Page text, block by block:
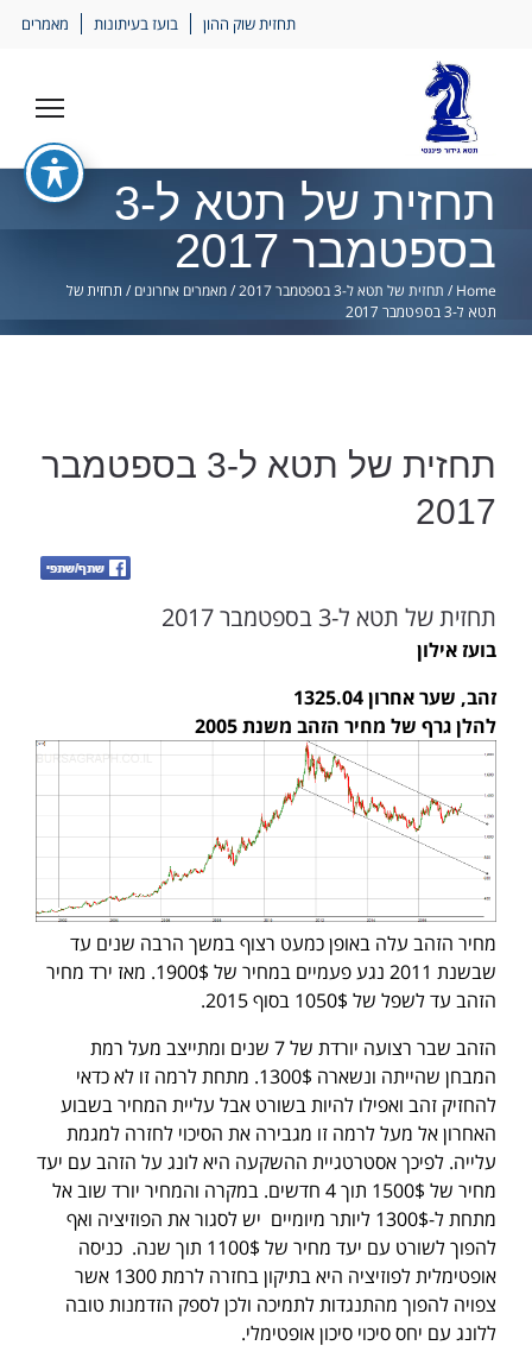
תחזית שוק ההון בועז בעיתונות מאמרים
תחזית של תטא ל-3
בספטמבר 2017
Home
/ תחזית של תטא ל-3 בספטמבר 2017 /מאמרים אחרונים / תחזית של
תטא ל-3 בספטמבר 2017
תחזית של תטא ל-3 בספטמבר
2017
תחזית של תטא ל-3 בספטמבר 2017
בועז אילון
זהב, שער אחרון 1325.04
להלן גרף של מחיר הזהב משנת 2005
מחיר הזהב עלה באופן כמעט רצוף במשך הרבה שנים עד
שבשנת 2011 נגע פעמיים במחיר של 1900$. מאז ירד מחיר
הזהב עד לשפל של 1050$ בסוף 2015.
הזהב שבר רצועה יורדת של 7 שנים ומתייצב מעל רמת
המבחן שהייתה ונשארה 1300$. מתחת לרמה זו לא כדאי
להחזיק זהב ואפילו להיות בשורט אבל עליית המחיר בשבוע
האחרון אל מעל לרמה זו מגבירה את הסיכוי לחזרה למגמת
עלייה. לפיכך אסטרטגיית ההשקעה היא לונג על הזהב עם יעד
מחיר של 1500$ תוך 4 חדשים. במקרה והמחיר יורד שוב אל
מתחת ל-1300$ ליותר מיומיים יש לסגור את הפוזיציה ואף
להפוך לשורט עם יעד מחיר של 1100$ תוך שנה. כניסה
אופטימלית לפוזיציה היא בתיקון בחזרה לרמת 1300 אשר
צפויה להפוך מהתנגדות לתמיכה ולכן לספק הזדמנות טובה
ללונג עם יחס סיכוי סיכון אופטימלי.